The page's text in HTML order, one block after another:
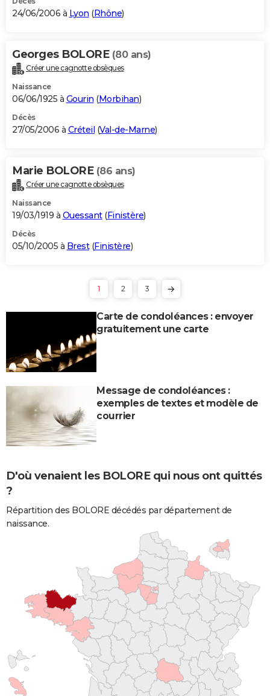
24/06/2006 à Lyon (Rhône)
Georges BOLORE (80 ans)
Créer une cagnotte obsèques
Naissance
06/06/1925 à Gourin (Morbihan)
Décès
27/05/2006 à Créteil (Val-de-Marne)
Marie BOLORE (86 ans)
Créer une cagnotte obsèques
Naissance
19/03/1919 à Ouessant(Finistère)
Décès
05/10/2005 à Brest(Finistère)
1 2 3
Carte de condoléances : envoyer
gratuitement une carte
Message de condoléances :
exemples de textes et modèle de
courrier
D'où venaient les BOLORE qui nous ont quittés
?
Répartition des BOLORE décédés par département de
naissance.